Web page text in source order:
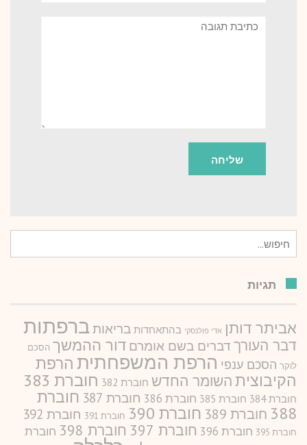
תגובה
עבור:
תגיות
אביתר דותן אדי פולנסקי בהתאחדות בריאותברפתות
דבר העורך דברים בשם אומרם דור ההמשך הסכם
לוקר הסכם ענפי הרפת המשפחתית הרפת
הקיבוציתהשומר החדש חוברת 382 חוברת 383
חוברת 384 חוברת 385 חוברת 386 חוברת 387
חוברת
388 חוברת 389 חוברת 390 חוברת 391 חוברת 392
חוברת 395 חוברת 396 חוברת 397 חוברת 398
חוברת